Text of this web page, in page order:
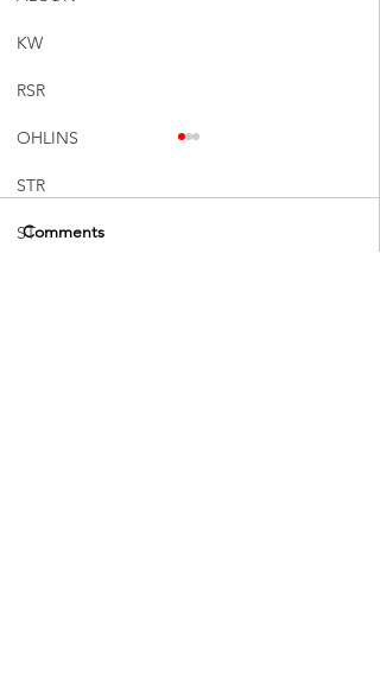
KW
RSR
OHLINS
STR
ST
Comments